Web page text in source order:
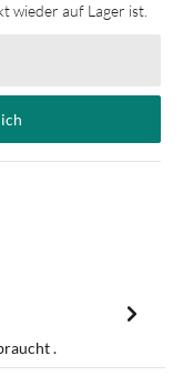
wieder auf Lager ist.
.